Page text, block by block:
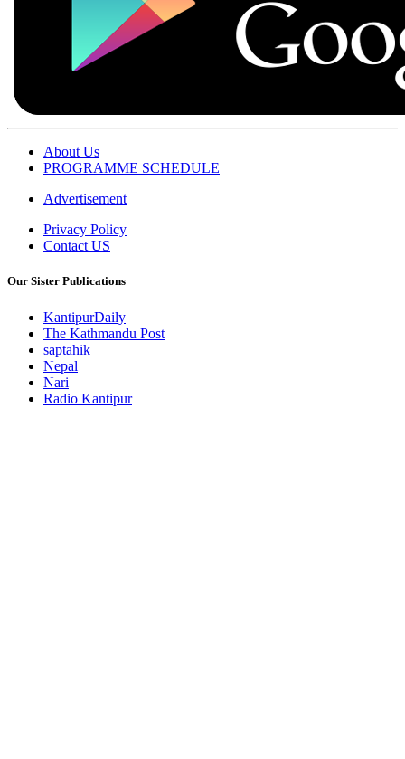
About Us
PROGRAMME SCHEDULE
Advertisement
Privacy Policy
Contact US
Our Sister Publications
KantipurDaily
The Kathmandu Post
saptahik
Nepal
Nari
Radio Kantipur